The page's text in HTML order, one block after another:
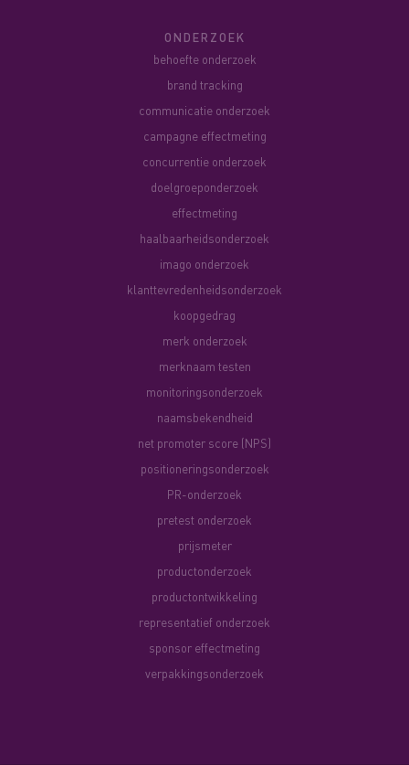
ONDERZOEK
behoefte onderzoek
brand tracking
communicatie onderzoek
campagne effectmeting
concurrentie onderzoek
doelgroeponderzoek
effectmeting
haalbaarheidsonderzoek
imago onderzoek
klanttevredenheidsonderzoek
koopgedrag
merk onderzoek
merknaam testen
monitoringsonderzoek
naamsbekendheid
net promoter score (NPS)
positioneringsonderzoek
PR-onderzoek
pretest onderzoek
prijsmeter
productonderzoek
productontwikkeling
representatief onderzoek
sponsor effectmeting
verpakkingsonderzoek